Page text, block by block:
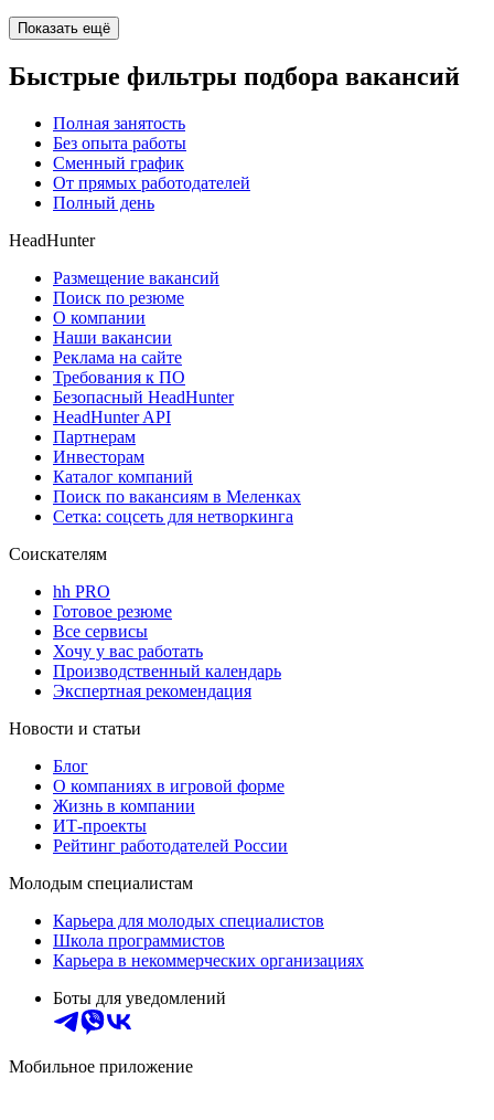
Показать ещё
Быстрые фильтры подбора вакансий
Полная занятость
Без опыта работы
Сменный график
От прямых работодателей
Полный день
HeadHunter
Размещение вакансий
Поиск по резюме
О компании
Наши вакансии
Реклама на сайте
Требования к ПО
Безопасный HeadHunter
HeadHunter API
Партнерам
Инвесторам
Каталог компаний
Поиск по вакансиям в Меленках
Сетка: соцсеть для нетворкинга
Соискателям
hh PRO
Готовое резюме
Все сервисы
Хочу у вас работать
Производственный календарь
Экспертная рекомендация
Новости и статьи
Блог
О компаниях в игровой форме
Жизнь в компании
ИТ-проекты
Рейтинг работодателей России
Молодым специалистам
Карьера для молодых специалистов
Школа программистов
Карьера в некоммерческих организациях
Боты для уведомлений
Мобильное приложение